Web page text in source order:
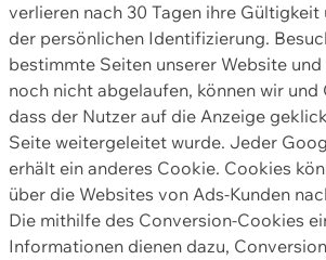
verlieren nach 30 Tagen ihre Gültigkeit
der persönlichen Identifizierung.
bestimmte Seiten unserer Website
noch nicht abgelaufen, können wir und
dass der Nutzer auf die Anzeige
Seite weitergeleitet wurde. Jeder
erhält ein anderes Cookie. Cookies
über die Websites von Ads-Kunden
Die mithilfe des Conversion-Cookies
Informationen dienen dazu,